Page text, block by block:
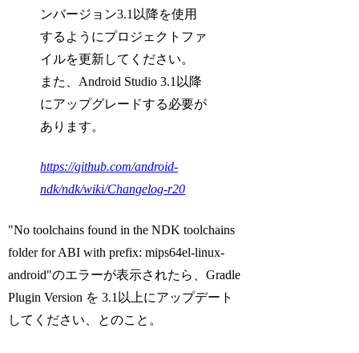
ンバージョン3.1以降を使用
するようにプロジェクトファ
イルを更新してください。
また、Android Studio 3.1以降
にアップグレードする必要が
あります。
https://github.com/android-
ndk/ndk/wiki/Changelog-r20
"No toolchains found in the NDK toolchains
folder for ABI with prefix: mips64el-linux-
android"のエラーが表示されたら、Gradle
Plugin Version を 3.1以上にアップデート
してください、とのこと。